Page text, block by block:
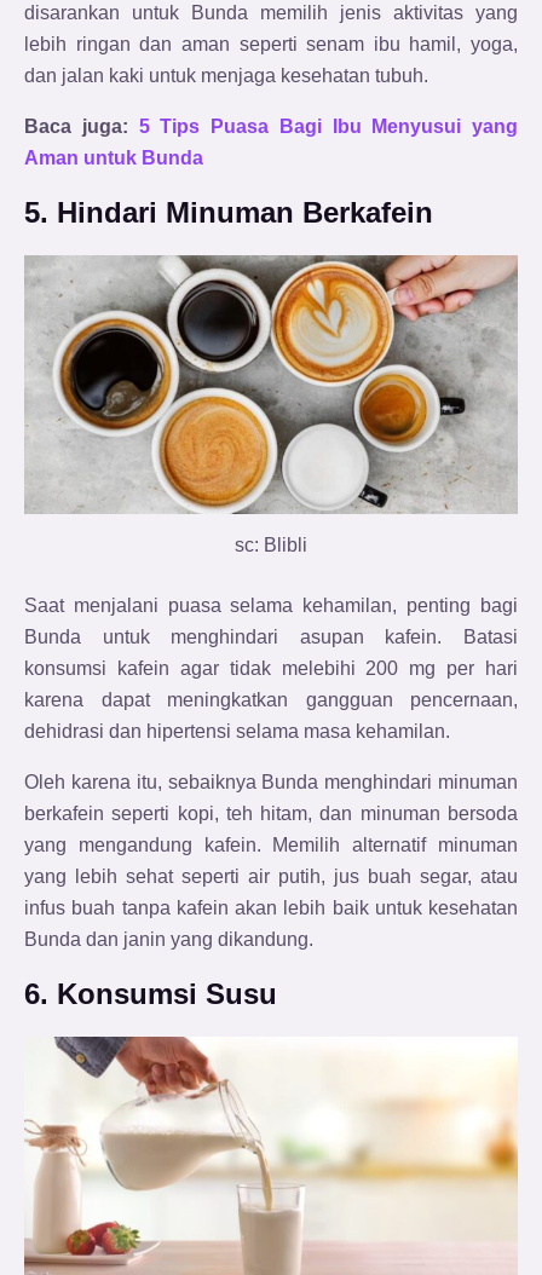
disarankan untuk Bunda memilih jenis aktivitas yang
lebih ringan dan aman seperti senam ibu hamil, yoga,
dan jalan kaki untuk menjaga kesehatan tubuh.
Baca juga: 5 Tips Puasa Bagi Ibu Menyusui yang
Aman untuk Bunda
5. Hindari Minuman Berkafein
sc: Blibli
Saat menjalani puasa selama kehamilan, penting bagi
Bunda untuk menghindari asupan kafein. Batasi
konsumsi kafein agar tidak melebihi 200 mg per hari
karena dapat meningkatkan gangguan pencernaan,
dehidrasi dan hipertensi selama masa kehamilan.
Oleh karena itu, sebaiknya Bunda menghindari minuman
berkafein seperti kopi, teh hitam, dan minuman bersoda
yang mengandung kafein. Memilih alternatif minuman
yang lebih sehat seperti air putih, jus buah segar, atau
infus buah tanpa kafein akan lebih baik untuk kesehatan
Bunda dan janin yang dikandung.
6. Konsumsi Susu